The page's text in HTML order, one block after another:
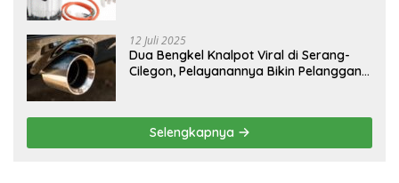
12 Juli 2025
Dua Bengkel Knalpot Viral di Serang-
Cilegon, Pelayanannya Bikin Pelanggan
Selengkapnya